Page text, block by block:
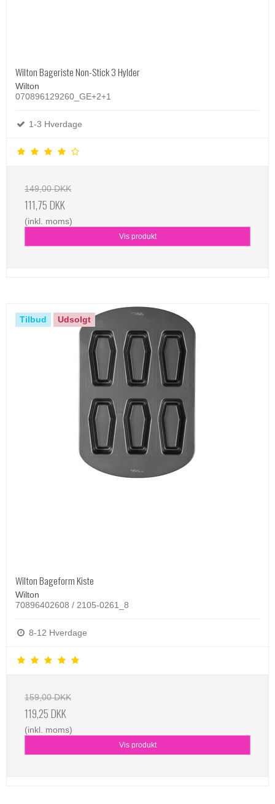
Wilton Bageriste Non-Stick 3 Hylder
Wilton
070896129260_GE+2+1
1-3 Hverdage
149,00 DKK
111,75 DKK
(inkl. moms)
Vis produkt
Tilbud Udsolgt
Wilton Bageform Kiste
Wilton
70896402608 / 2105-0261_8
8-12 Hverdage
159,00 DKK
119,25 DKK
(inkl. moms)
Vis produkt